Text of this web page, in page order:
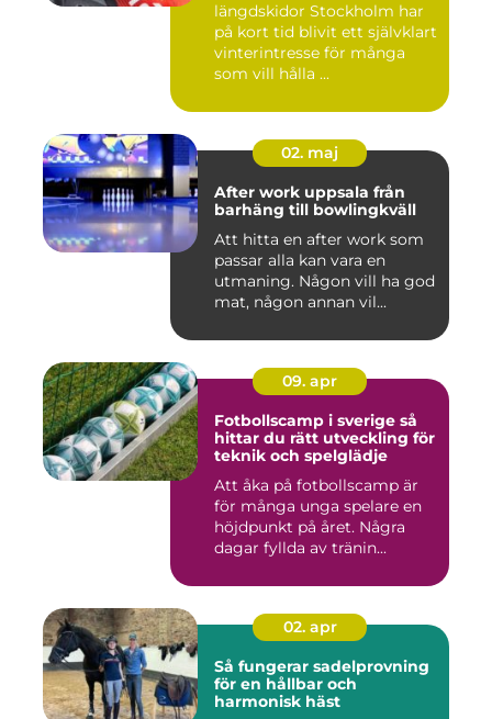
längdskidor Stockholm har
på kort tid blivit ett självklart
vinterintresse för många
som vill hålla ...
02. maj
After work uppsala från
barhäng till bowlingkväll
Att hitta en after work som
passar alla kan vara en
utmaning. Någon vill ha god
mat, någon annan vil...
09. apr
Fotbollscamp i sverige så
hittar du rätt utveckling för
teknik och spelglädje
Att åka på fotbollscamp är
för många unga spelare en
höjdpunkt på året. Några
dagar fyllda av tränin...
02. apr
Så fungerar sadelprovning
för en hållbar och
harmonisk häst